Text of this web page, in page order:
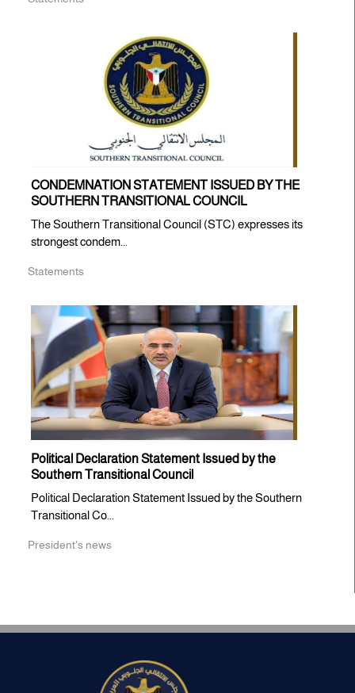
CONDEMNATION STATEMENT ISSUED BY THE
SOUTHERN TRANSITIONAL COUNCIL
The Southern Transitional Council (STC) expresses its
strongest condem...
Statements
Political Declaration Statement Issued by the
Southern Transitional Council
Political Declaration Statement Issued by the Southern
Transitional Co...
President's news